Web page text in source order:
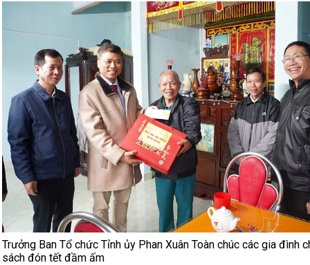
Trưởng Ban Tổ chức Tỉnh ủy Phan Xuân Toàn chúc các gia đình
sách đón tết đầm ấm